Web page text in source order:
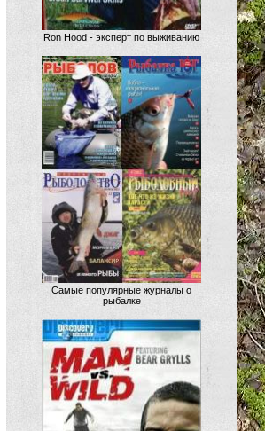
Ron Hood - эксперт по выживанию
Самые популярные журналы о
рыбалке